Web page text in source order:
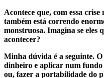
Acontece que, com essa
também está correndo
monstruosa. Imagina se eles
acontecer?
Minha dúvida é a seguinte.
dinheiro e aplicar num
ou, fazer a portabilidade do